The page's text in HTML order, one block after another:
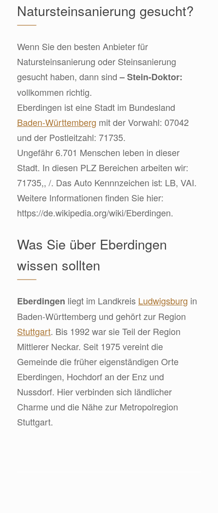
Natursteinsanierung gesucht?
Wenn Sie den besten Anbieter für
Natursteinsanierung oder Steinsanierung
gesucht haben, dann sind– Stein-Doktor:
vollkommen richtig.
Eberdingen ist eine Stadt im Bundesland
Baden-Württemberg mit der Vorwahl: 07042
und der Postleitzahl: 71735.
Ungefähr 6.701 Menschen leben in dieser
Stadt. In diesen PLZ Bereichen arbeiten wir:
71735,, /. Das Auto Kennnzeichen ist: LB, VAI.
Weitere Informationen finden Sie hier:
https://de.wikipedia.org/wiki/Eberdingen.
Was Sie über Eberdingen
wissen sollten
Eberdingen liegt im Landkreis Ludwigsburg in
Baden-Württemberg und gehört zur Region
Stuttgart. Bis 1992 war sie Teil der Region
Mittlerer Neckar. Seit 1975 vereint die
Gemeinde die früher eigenständigen Orte
Eberdingen, Hochdorf an der Enz und
Nussdorf. Hier verbinden sich ländlicher
Charme und die Nähe zur Metropolregion
Stuttgart.